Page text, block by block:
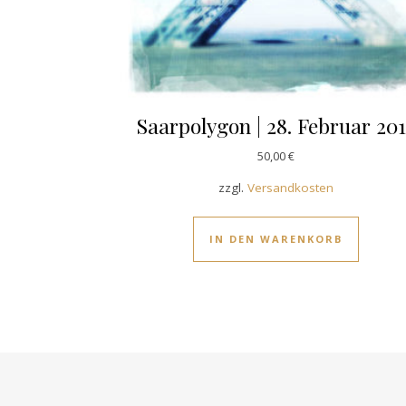
Saarpolygon | 28. Februar
50,00€
zzgl.Versandkosten
IN DEN WARENKORB